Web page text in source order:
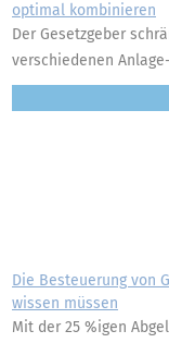
optimal kombinieren
Der Gesetzgeber
verschiedenen
Die Besteuerung von
wissen müssen
Mit der 25 %igen